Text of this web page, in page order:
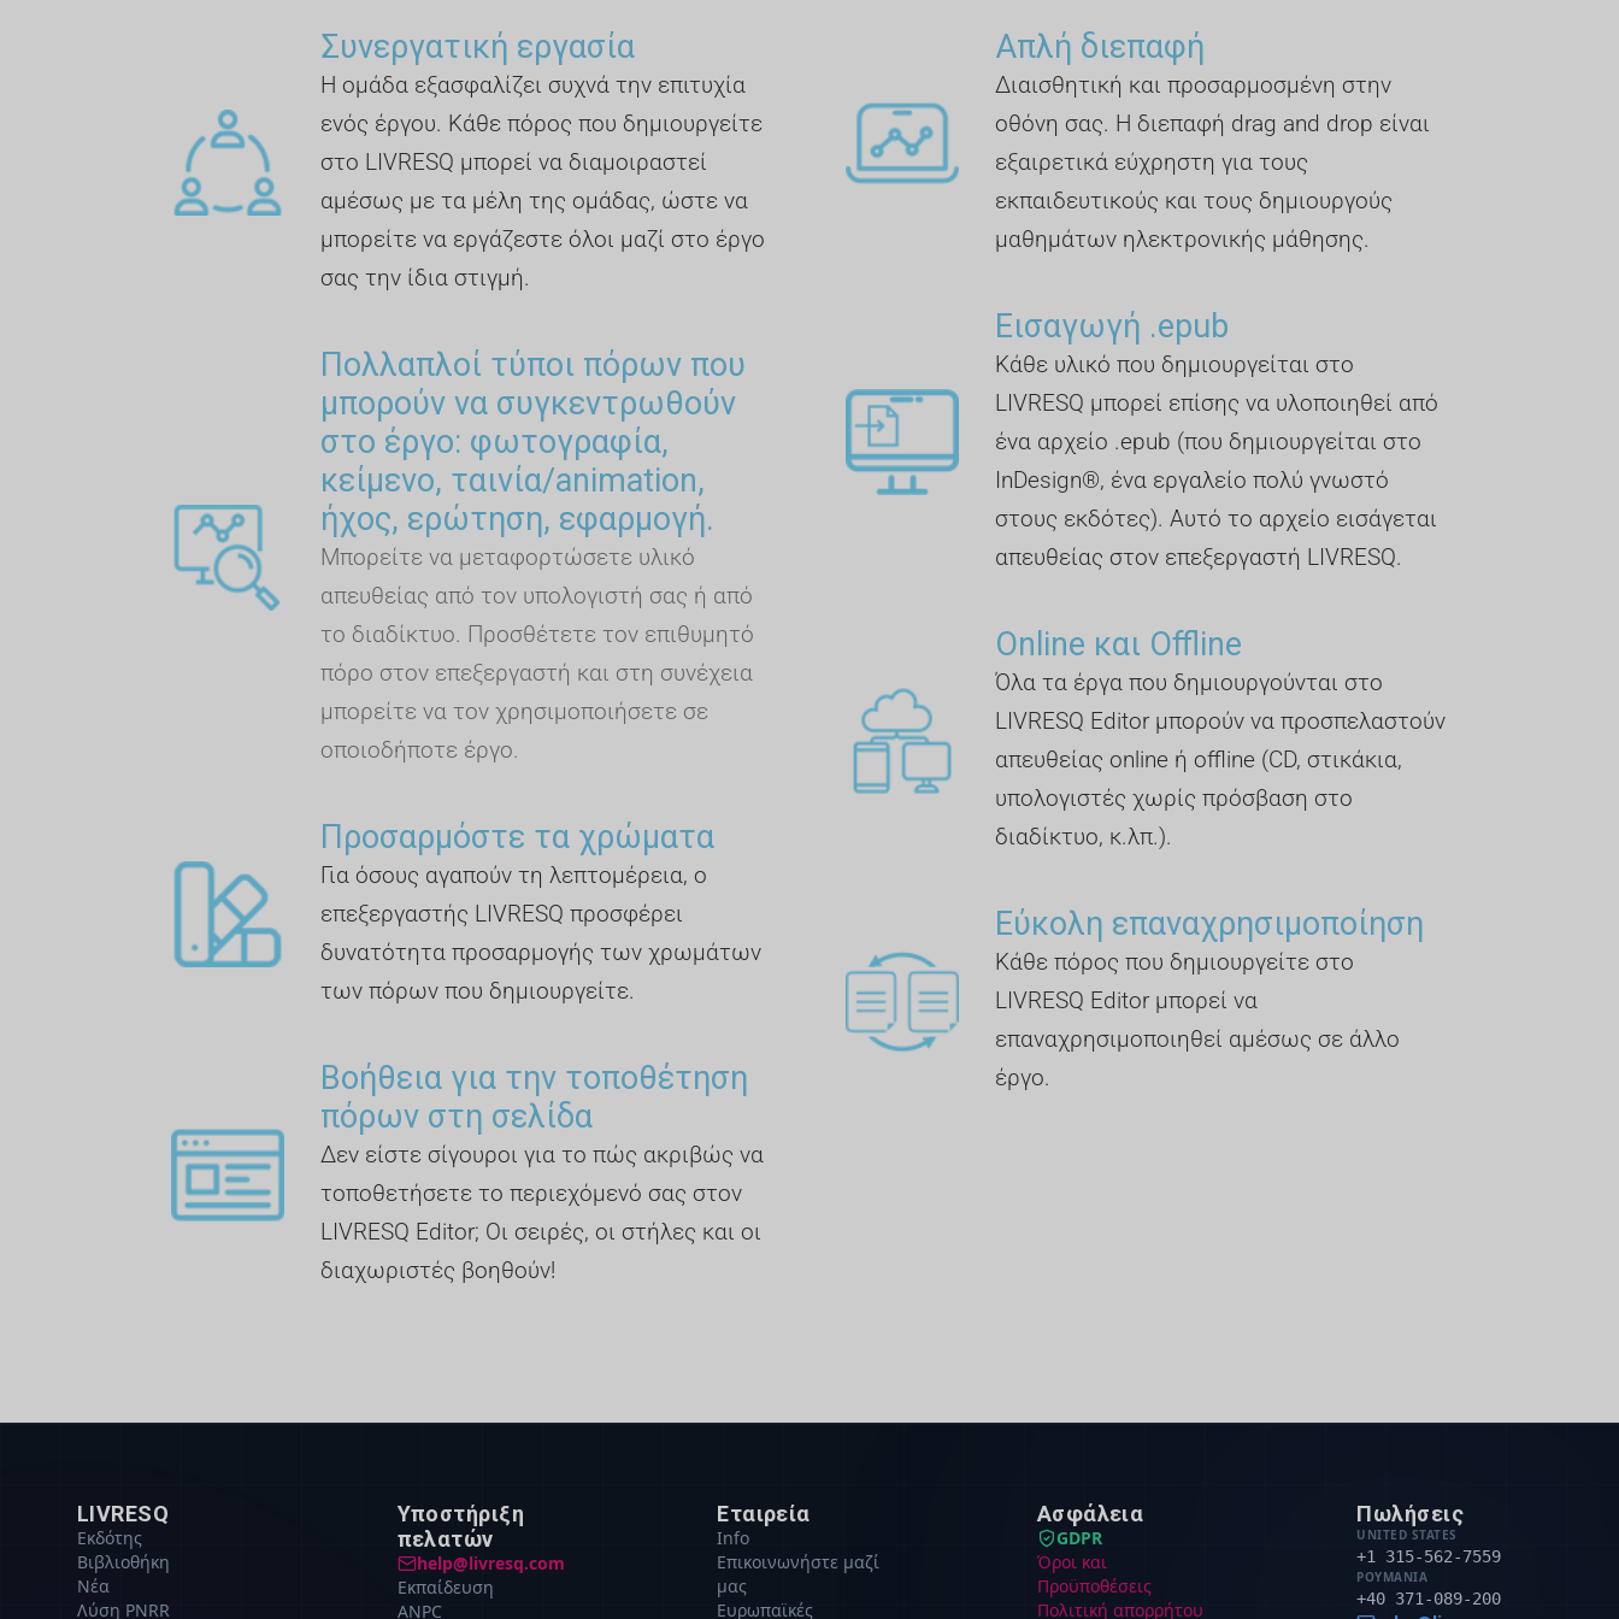
Συνεργατική εργασία
Η ομάδα εξασφαλίζει συχνά την επιτυχία
ενός έργου. Κάθε πόρος που δημιουργείτε
στο LIVRESQ μπορεί να διαμοιραστεί
αμέσως με τα μέλη της ομάδας, ώστε να
μπορείτε να εργάζεστε όλοι μαζί στο έργο
σας την ίδια στιγμή.
Πολλαπλοί τύποι πόρων που
μπορούν να συγκεντρωθούν
στο έργο: φωτογραφία,
κείμενο, ταινία/animation,
ήχος, ερώτηση, εφαρμογή.
Μπορείτε να μεταφορτώσετε υλικό
απευθείας από τον υπολογιστή σας ή από
το διαδίκτυο. Προσθέτετε τον επιθυμητό
πόρο στον επεξεργαστή και στη συνέχεια
μπορείτε να τον χρησιμοποιήσετε σε
οποιοδήποτε έργο.
Προσαρμόστε τα χρώματα
Για όσους αγαπούν τη λεπτομέρεια, ο
επεξεργαστής LIVRESQ προσφέρει
δυνατότητα προσαρμογής των χρωμάτων
των πόρων που δημιουργείτε.
Βοήθεια για την τοποθέτηση
πόρων στη σελίδα
Δεν είστε σίγουροι για το πώς ακριβώς να
τοποθετήσετε το περιεχόμενό σας στον
LIVRESQ Editor; Οι σειρές, οι στήλες και οι
διαχωριστές βοηθούν!
Απλή διεπαφή
Διαισθητική και προσαρμοσμένη στην
οθόνη σας. Η διεπαφή drag and drop είναι
εξαιρετικά εύχρηστη για τους
εκπαιδευτικούς και τους δημιουργούς
μαθημάτων ηλεκτρονικής μάθησης.
Εισαγωγή .epub
Κάθε υλικό που δημιουργείται στο
LIVRESQ μπορεί επίσης να υλοποιηθεί από
ένα αρχείο .epub (που δημιουργείται στο
InDesign®, ένα εργαλείο πολύ γνωστό
στους εκδότες). Αυτό το αρχείο εισάγεται
απευθείας στον επεξεργαστή LIVRESQ.
Online και Offline
Όλα τα έργα που δημιουργούνται στο
LIVRESQ Editor μπορούν να προσπελαστούν
απευθείας online ή offline (CD, στικάκια,
υπολογιστές χωρίς πρόσβαση στο
διαδίκτυο, κ.λπ.).
Εύκολη επαναχρησιμοποίηση
Κάθε πόρος που δημιουργείτε στο
LIVRESQ Editor μπορεί να
επαναχρησιμοποιηθεί αμέσως σε άλλο
έργο.
LIVRESQ
Εκδότης
Βιβλιοθήκη
Νέα
Λύση PNRR
Υποστήριξη
πελατών
help@livresq.com
Εκπαίδευση
ANPC
Εταιρεία
Info
Επικοινωνήστε μαζί
μας
Ευρωπαϊκές
Ασφάλεια
GDPR
Όροι και
Προϋποθέσεις
Πολιτική απορρήτου
Πωλήσεις
UNITED STATES
+1 315-562-7559
ΡΟΥΜΑΝΊΑ
+40 371-089-200